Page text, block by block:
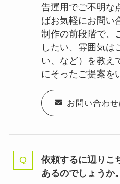
告運用でご不明な
ばお気軽にお問い
制作の前段階で、
したい、雰囲気は
い、など）を教え
にそったご提案を
お問い合わ
依頼するに辺りこ
あるのでしょうか。